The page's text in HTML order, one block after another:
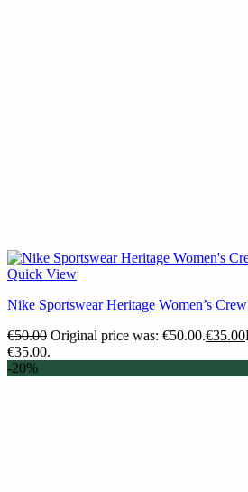
Quick View
Nike Sportswear Heritage Women’s
€50.00 Original price was: €50.00.€35.00
€35.00.
-20%